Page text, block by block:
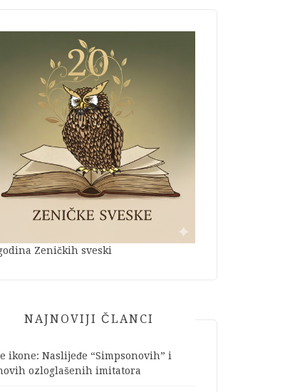
Zeničkih sveski
NAJNOVIJI ČLANCI
ikone: Naslijeđe “Simpsonovih” i
ozloglašenih imitatora